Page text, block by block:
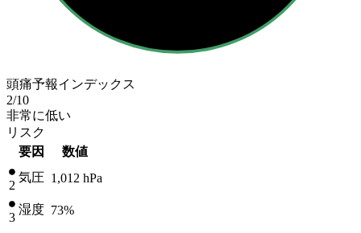
頭痛予報インデックス
2/10
非常に低い
リスク
要因
数値
2
気圧 1,012 hPa
3
湿度 73%